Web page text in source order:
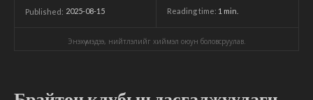
Published: 2025-08-15 Reading time: 1 min.
Энэхүү мэдээ, нийтлэлийг хиймэл оюун боловсруулав.